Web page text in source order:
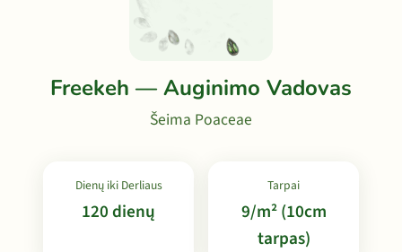
Freekeh — Auginimo Vadovas
Šeima Poaceae
Dienų iki Derliaus
120 dienų
Tarpai
9/m² (10cm
tarpas)